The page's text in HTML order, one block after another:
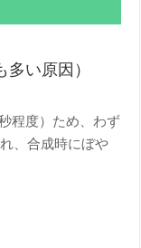
い原因）
程度）ため、わず
、合成時にぼや